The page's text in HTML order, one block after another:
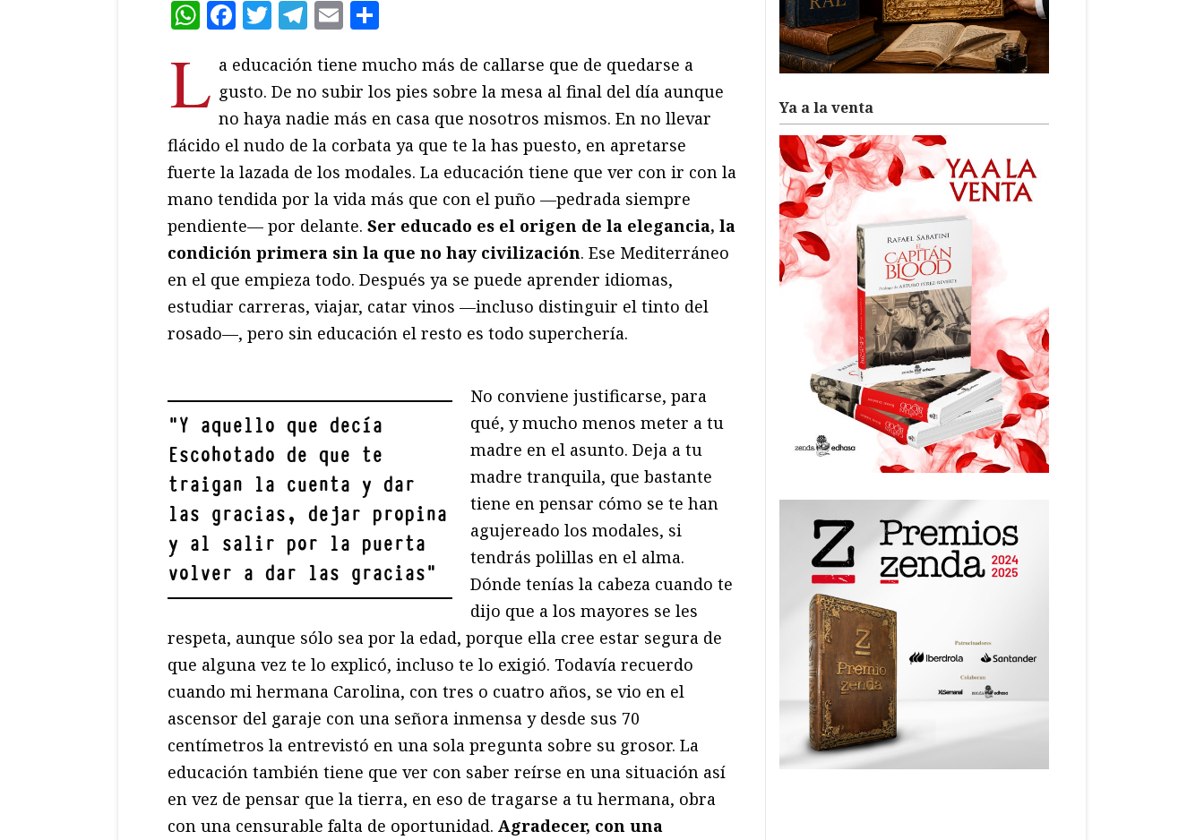
WhatsApp
Facebook
Twitter
Telegram
Email
L a educación tiene mucho más de callarse que de quedarse a
gusto. De no subir los pies sobre la mesa al final del día aunque
no haya nadie más en casa que nosotros mismos. En no llevar
flácido el nudo de la corbata ya que te la has puesto, en apretarse
fuerte la lazada de los modales. La educación tiene que ver con ir con la
mano tendida por la vida más que con el puño —pedrada siempre
pendiente— por delante. Ser educado es el origen de la elegancia, la
condición primera sin la que no hay civilización. Ese Mediterráneo
en el que empieza todo. Después ya se puede aprender idiomas,
estudiar carreras, viajar, catar vinos —incluso distinguir el tinto del
rosado—, pero sin educación el resto es todo superchería.
"Y aquello que decía
Escohotado de que te
traigan la cuenta y dar
las gracias, dejar propina
y al salir por la puerta
volver a dar las gracias"
No conviene justificarse, para
qué, y mucho menos meter a tu
madre en el asunto. Deja a tu
madre tranquila, que bastante
tiene en pensar cómo se te han
agujereado los modales, si
tendrás polillas en el alma.
Dónde tenías la cabeza cuando te
dijo que a los mayores se les
respeta, aunque sólo sea por la edad, porque ella cree estar segura de
que alguna vez te lo explicó, incluso te lo exigió. Todavía recuerdo
cuando mi hermana Carolina, con tres o cuatro años, se vio en el
ascensor del garaje con una señora inmensa y desde sus 70
centímetros la entrevistó en una sola pregunta sobre su grosor. La
educación también tiene que ver con saber reírse en una situación así
en vez de pensar que la tierra, en eso de tragarse a tu hermana, obra
con una censurable falta de oportunidad. Agradecer, con una
Ya a la venta